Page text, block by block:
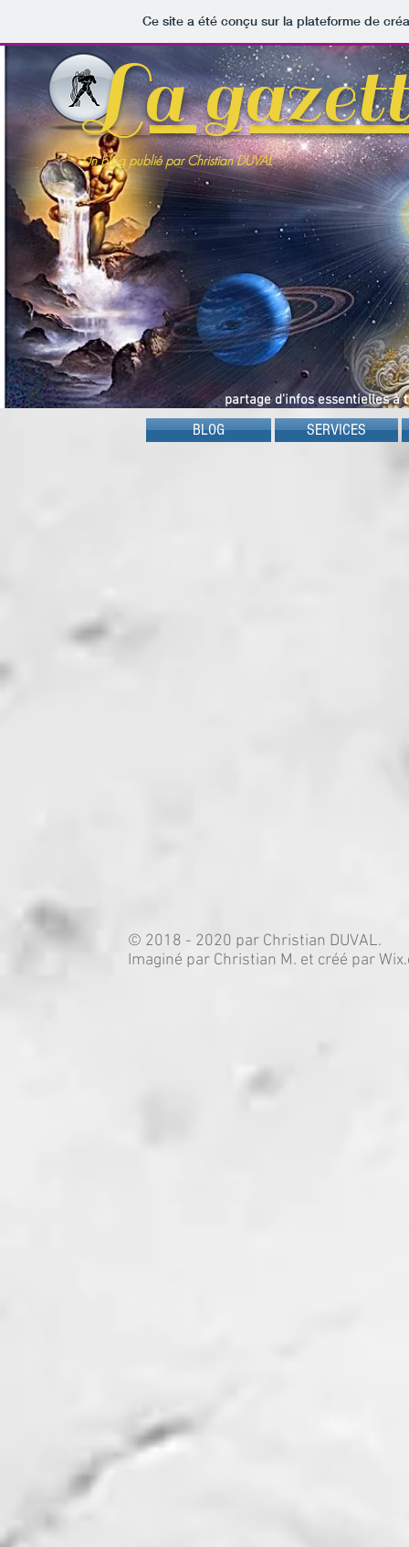
Ce site a été conçu sur la plateforme de
La
Un blog publié par Christian DUVAL
partage d'infos essentielles à
BLOG SERVICES
© 2018 - 2020 par Christian DUVAL.
Imaginé par Christian M. et créé par